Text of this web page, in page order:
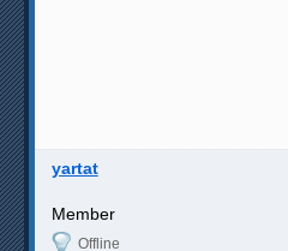
yartat
Member
Offline